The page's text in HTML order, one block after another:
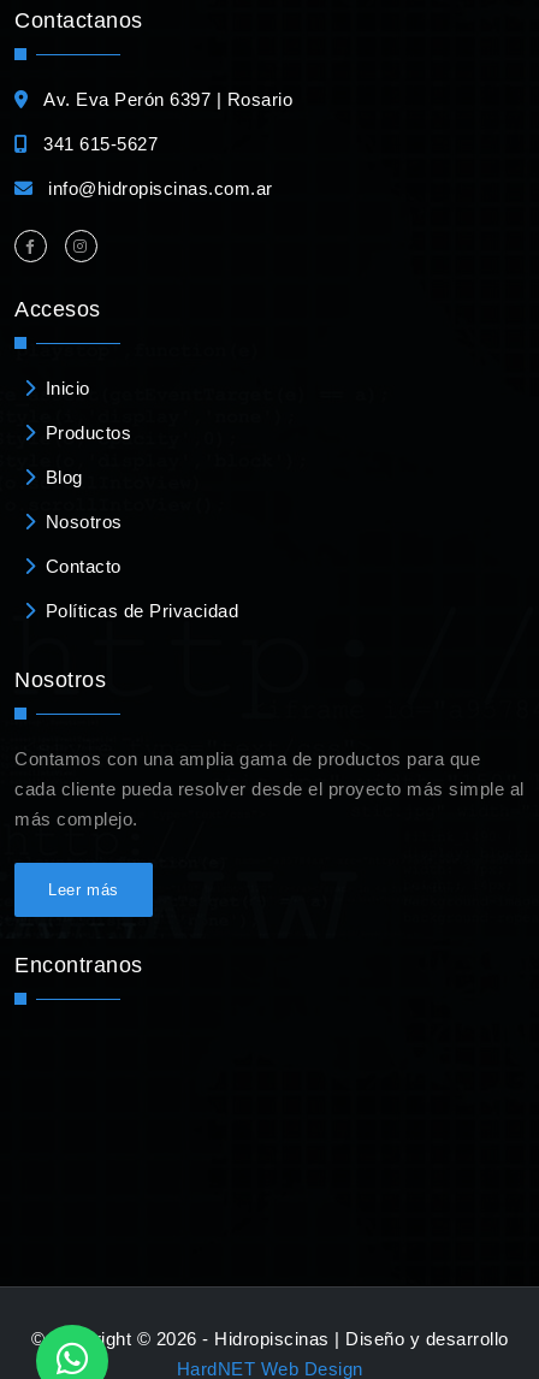
Contactanos
Av. Eva Perón 6397 | Rosario
341 615-5627
info@hidropiscinas.com.ar
Accesos
Inicio
Productos
Blog
Nosotros
Contacto
Políticas de Privacidad
Nosotros
Contamos con una amplia gama de productos para que
cada cliente pueda resolver desde el proyecto más simple al
más complejo.
Leer más
Encontranos
© Copyright © 2026 - Hidropiscinas | Diseño y desarrollo
HardNET Web Design